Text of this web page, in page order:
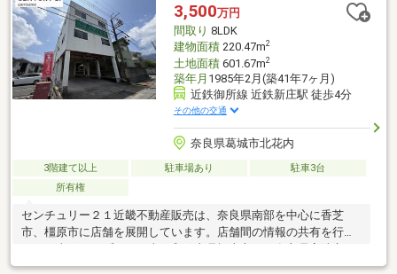
3,500万円
間取り 8LDK
建物面積220.47m2
土地面積601.67m2
築年月 1985年2月(築41年7ヶ月)
近鉄御所線 近鉄新庄駅 徒歩4分
その他の交通
奈良県葛城市北花内
3階建て以上 駐車場あり
駐車3台
所有権
センチュリー２１近畿不動産販売は、奈良県南部を中心に香芝
市、橿原市に店舗を展開しています。店舗間の情報の共有を行っ
吉野郡・天理市・北葛城郡他、幅広いエリアをカバーして、お客